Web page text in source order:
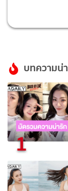
บทความน่
1